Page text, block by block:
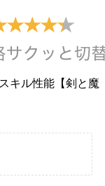
キル性能【剣と魔